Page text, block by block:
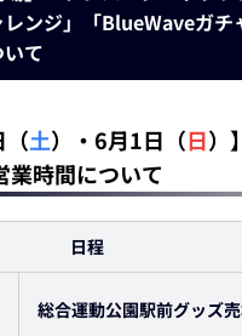
レンジ」「BlueWaveガチ
て
（土）・6月1日（日）
業時間について
日程
総合運動公園駅前グッズ